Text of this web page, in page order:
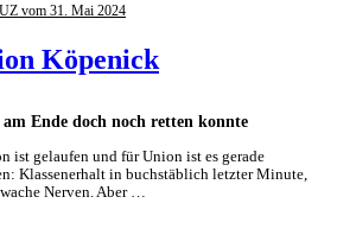
Ende doch noch retten konnte
Köpenick
UZ vom 31. Mai 2024
ist gelaufen und für Union ist es gerade
Klassenerhalt in buchstäblich letzter Minute,
Nerven. Aber …